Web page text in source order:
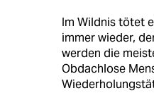
Im Wildnis tötet
immer wieder,
werden die
Obdachlose